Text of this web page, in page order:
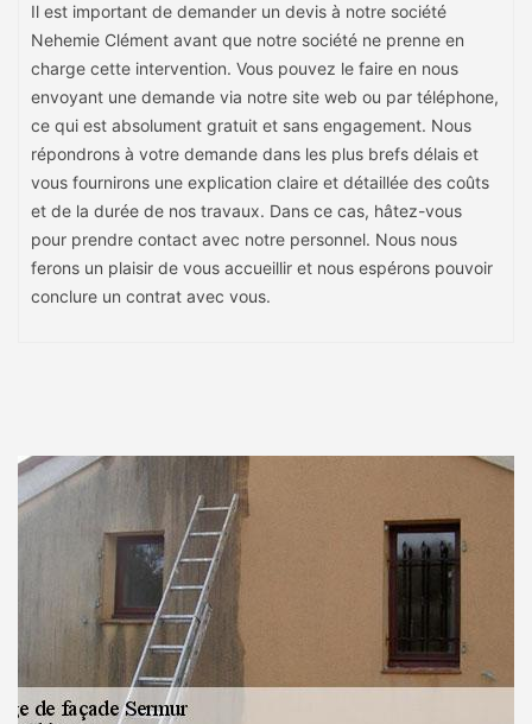
Il est important de demander un devis à notre société
Nehemie Clément avant que notre société ne prenne en
charge cette intervention. Vous pouvez le faire en nous
envoyant une demande via notre site web ou par téléphone,
ce qui est absolument gratuit et sans engagement. Nous
répondrons à votre demande dans les plus brefs délais et
vous fournirons une explication claire et détaillée des coûts
et de la durée de nos travaux. Dans ce cas, hâtez-vous
pour prendre contact avec notre personnel. Nous nous
ferons un plaisir de vous accueillir et nous espérons pouvoir
conclure un contrat avec vous.